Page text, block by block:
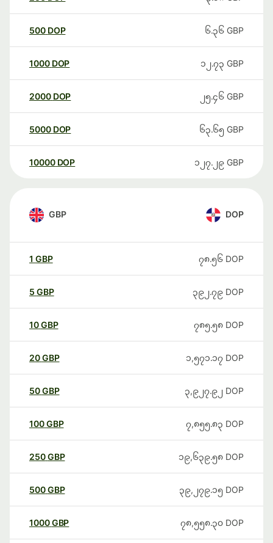
500 DOP ၆.၃၆ GBP
1000 DOP ၁၂.၇၃ GBP
2000 DOP ၂၅.၄၆ GBP
5000 DOP ၆၃.၆၅ GBP
10000 DOP ၁၂၇.၂၉ GBP
GBP DOP
1 GBP ၇၈.၅၆ DOP
5 GBP ၃၉၂.၇၉ DOP
10GBP ၇၈၅.၅၈ DOP
20GBP ၁,၅၇၁.၁၇ DOP
50GBP ၃,၉၂၇.၉၂ DOP
100GBP ၇,၈၅၅.၈၃ DOP
250GBP ၁၉,၆၃၉.၅၈ DOP
500GBP ၃၉,၂၇၉.၁၅ DOP
1000GBP ၇၈,၅၅၈.၃၀ DOP